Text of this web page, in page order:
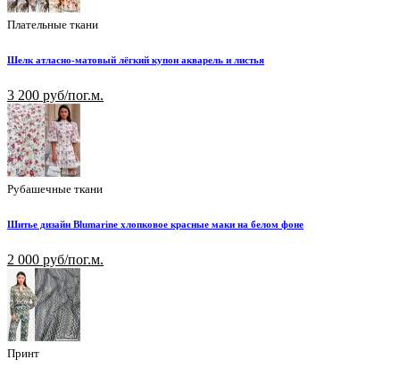
Плательные ткани
Шелк атласно-матовый лёгкий купон акварель и листья
3 200 руб/пог.м.
Рубашечные ткани
Шитье дизайн Blumarine хлопковое красные маки на белом фоне
2 000 руб/пог.м.
Принт